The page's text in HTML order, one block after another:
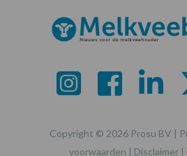
Copyright © 2026 Prosu BV |
voorwaarden | Disclaimer |